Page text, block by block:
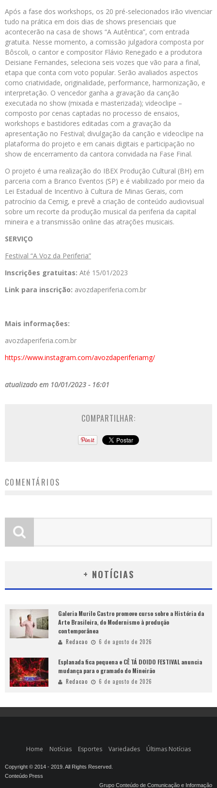
Após a fase dos workshops, os 20 pré-selecionados irão vivenciar
tudo na prática em dois dias de shows presenciais que
acontecerão na casa de shows “A Autêntica”, com entrada
gratuita. Nesse momento, a comissão julgadora composta por
Bôscoli, o cantor e compositor Flávio Renegado e a produtora
Deisiane Fernandes, seleciona seis vozes que vão para a final,
etapa que conta com voto popular. Serão avaliados aspectos
como criatividade, originalidade, performance, harmonização, e
interpretação. O vencedor ganha a gravação da canção
executada no show (mixada e masterizada); videoclipe –
composto por cenas captadas no processo de ensaios,
workshops e bastidores editadas com a gravação da
apresentação no Festival; divulgação da canção e videoclipe na
plataforma do projeto e em canais digitais e participação no
show de encerramento da cantora convidada na Fase Final.
O projeto é uma realização do IBEX Produção Cultural (BH) em
parceria com a Branco Eventos (SP) e é viabilizado por meio da
Lei Estadual de Incentivo à Cultura de Minas Gerais, com
patrocínio da Cemig, e prevê a criação de conteúdo audiovisual
sobre um recorte da produção musical da periferia da capital
mineira e a transmissão online das atrações musicais.
SERVIÇO
Festival “A Voz da Periferia”
Inscrições gratuitas: Até 15/01/2023
Link para inscrição: avozdaperiferia.com.br
Mais informações:
avozdaperiferia.com.br
https://www.instagram.com/avozdaperiferiamg/
atualizado em 10/01/2023 - 16:01
COMPARTILHAR:
COMENTÁRIOS
+ NOTÍCIAS
Galeria Murilo Castro promove curso sobre a História da
Arte Brasileira, do Modernismo à produção
contemporânea
Redacao 6 de agosto de 2026
Esplanada fica pequena e CÊ TÁ DOIDO FESTIVAL anuncia
mudança para o gramado do Mineirão
Redacao 6 de agosto de 2026
Home Notícias Esportes Variedades Últimas Notícias
Copyright © 2014 - 2019. All Rights Reserved.
Conteúdo Press
Grupo Conteúdo de Comunicação e Informação